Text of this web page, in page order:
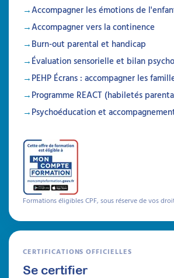
Accompagner les émotions de
Accompagner vers la continence
Burn-out parental et handicap
Évaluation sensorielle et bilan
PEHP Écrans : accompagner les
Programme REACT (habiletés
Psychoéducation et
Formations éligibles CPF, sous réserve de vos
CERTIFICATIONS OFFICIELLES
Se certifier